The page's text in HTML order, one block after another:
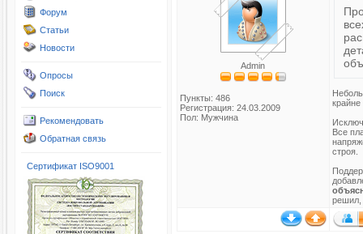
Форум
Статьи
Новости
Опросы
Поиск
Рекомендовать
Обратная связь
Сертификат ISO9001
Admin
Пункты: 486
Регистрация: 24.03.2009
Пол: Мужчина
крайне
Все
строя.
решил,